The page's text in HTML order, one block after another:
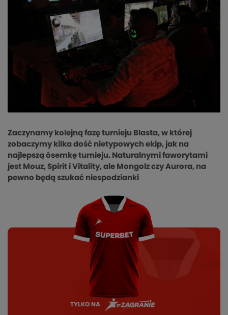
Zaczynamy kolejną fazę turnieju Blasta, w której
zobaczymy kilka dość nietypowych ekip, jak na
najlepszą ósemkę turnieju. Naturalnymi faworytami
jest Mouz, Spirit i Vitality, ale Mongolz czy Aurora, na
pewno będą szukać niespodzianki
TYLKO NA